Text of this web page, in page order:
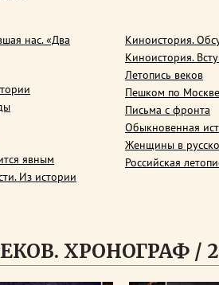
нас. «Два
явным
Из истории
Киноистория.
Киноистория.
Летопись веков
Пешком по Москве
Письма с фронта
Обыкновенная
Женщины в
Российская
ХРОНОГРАФ /